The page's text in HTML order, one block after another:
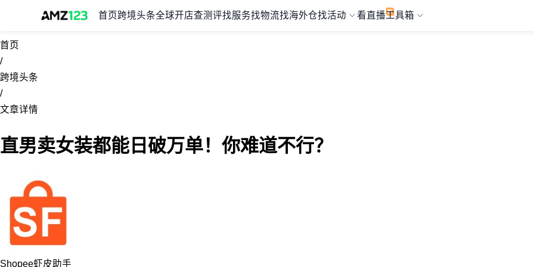
首页 跨境头条全球开店查测评找服务找物流找海外仓找活动 看直播工具箱
首页
/
跨境头条
/
文章详情
直男卖女装都能日破万单！你难道不行？
Shopee虾皮助手